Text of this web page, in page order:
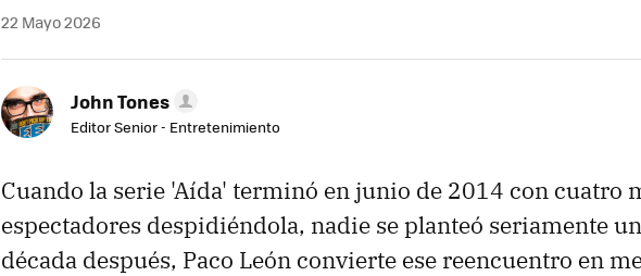
22 Mayo 2026
John Tones
Editor Senior - Entretenimiento
Cuando la serie 'Aída' terminó en junio de 2014 con cuatro
espectadores despidiéndola, nadie se planteó seriamente
década después, Paco León convierte ese reencuentro en